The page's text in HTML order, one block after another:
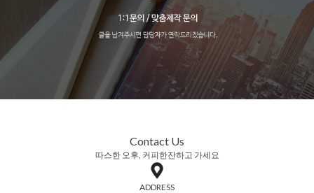
Contact Us
따스한 오후, 커피한잔하고 가세요
ADDRESS